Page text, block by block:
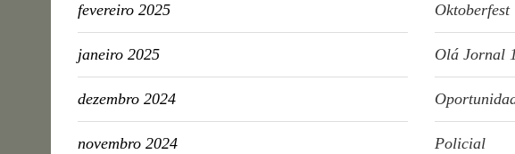
fevereiro 2025
janeiro 2025
dezembro 2024
novembro 2024
Oktoberfest
Olá Jornal
Policial